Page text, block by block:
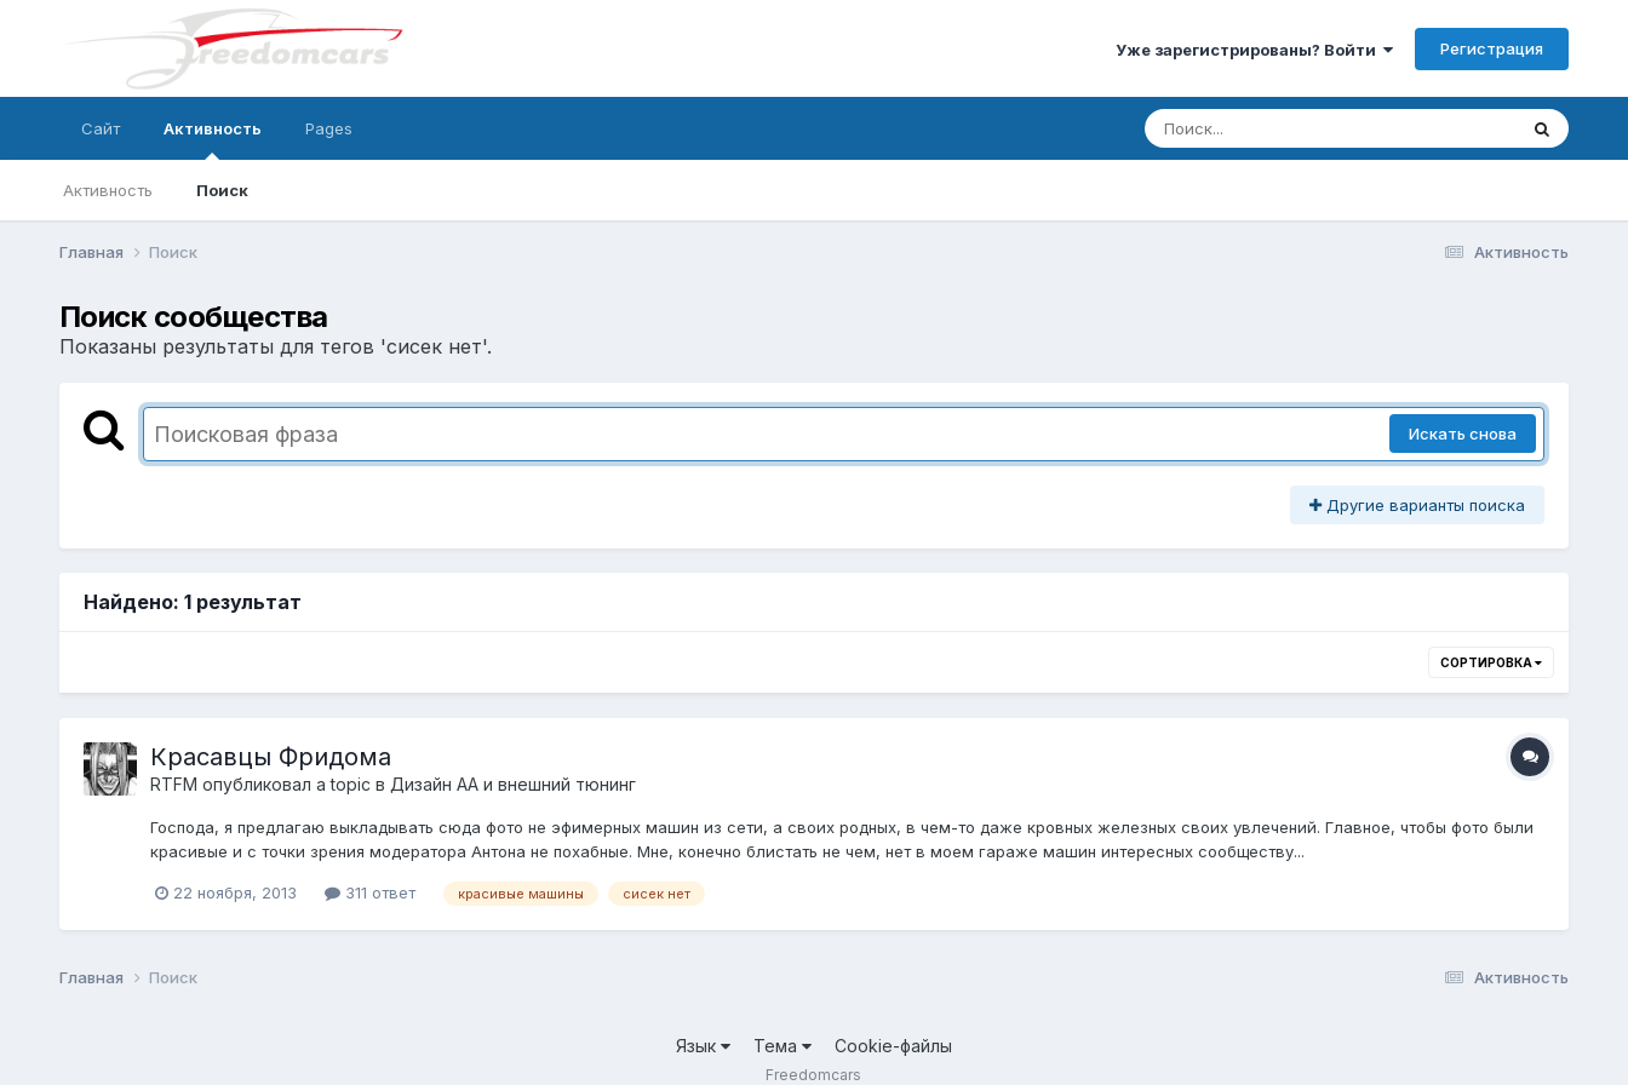
Уже зарегистрированы? Войти Регистрация
Сайт Активность
Активность Поиск
Pages
Активность
Главная Поиск
Поиск сообщества
Показаны результаты для тегов 'сисек нет'.
Искать снова
Другие варианты поиска
Найдено: 1 результат
СОРТИРОВКА
Красавцы Фридома
RTFM опубликовал a topic в Дизайн АА и внешний тюнинг
Господа, я предлагаю выкладывать сюда фото не эфимерных машин из сети, а своих родных, в чем-то даже кровных железных своих увлечений. Главное, чтобы фото были
красивые и с точки зрения модератора Антона не похабные. Мне, конечно блистать не чем, нет в моем гараже машин интересных сообществу...
22 ноября, 2013 311 ответ красивые машины сисек нет
Активность
Главная Поиск
Язык Тема Cookie-файлы
Freedomcars